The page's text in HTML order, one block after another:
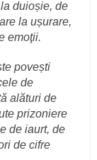
duioșie, de
la ușurare,
emoţii.
povești
de
alături de
prizoniere
de iaurt, de
de cifre